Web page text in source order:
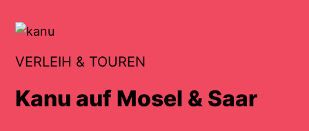
VERLEIH & TOUREN
Kanu auf Mosel & Saar